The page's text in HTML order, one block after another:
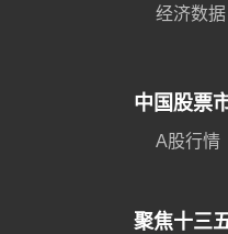
经济数据
中国股票
A股行情
聚焦十三